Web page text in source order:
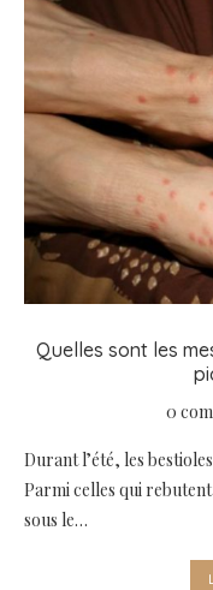
Quelles sont les
0
Durant l’été, les
Parmi celles qui
sous le…